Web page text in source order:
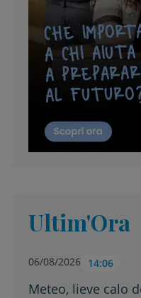
Ultim'Ora
06/08/2026 14:06
Meteo, lieve calo